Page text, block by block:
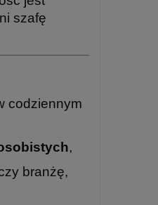
szafę
codziennym
,
branżę,